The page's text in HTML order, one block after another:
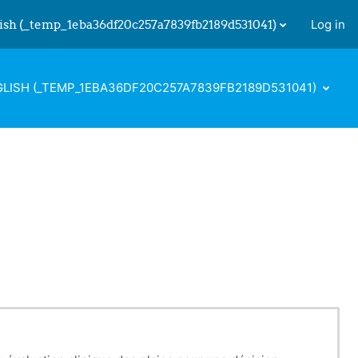
input
‎(_temp_1eba36df20c257a7839fb2189d531041)‎ Log in
‎(_TEMP_1EBA36DF20C257A7839FB2189D531041)‎